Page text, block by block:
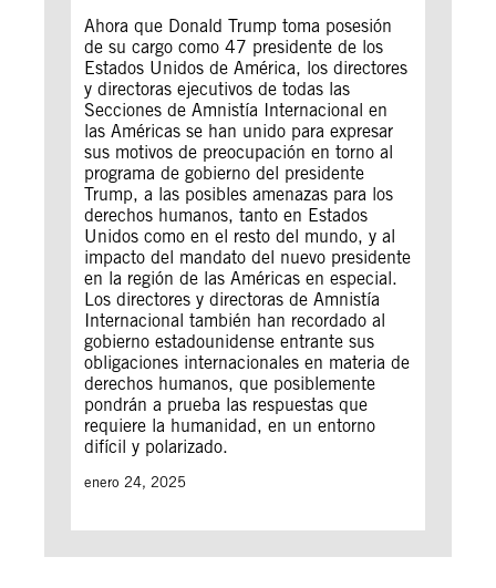
Ahora que Donald Trump toma posesión
de su cargo como 47 presidente de los
Estados Unidos de América, los directores
y directoras ejecutivos de todas las
Secciones de Amnistía Internacional en
las Américas se han unido para expresar
sus motivos de preocupación en torno al
programa de gobierno del presidente
Trump, a las posibles amenazas para los
derechos humanos, tanto en Estados
Unidos como en el resto del mundo, y al
impacto del mandato del nuevo presidente
en la región de las Américas en especial.
Los directores y directoras de Amnistía
Internacional también han recordado al
gobierno estadounidense entrante sus
obligaciones internacionales en materia de
derechos humanos, que posiblemente
pondrán a prueba las respuestas que
requiere la humanidad, en un entorno
difícil y polarizado.
enero 24, 2025